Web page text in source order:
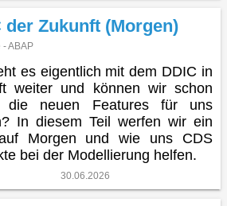
der Zukunft (Morgen)
- ABAP
es eigentlich mit dem DDIC in
weiter und können wir schon
die neuen Features für uns
In diesem Teil werfen wir ein
Morgen und wie uns CDS
bei der Modellierung helfen.
30.06.2026